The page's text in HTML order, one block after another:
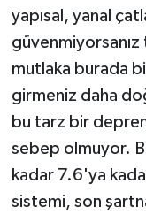
yapısal, yanal
mutlaka burada
girmeniz daha
bu tarz bir deprem
sebep olmuyor.
kadar 7.6'ya
sistemi, son